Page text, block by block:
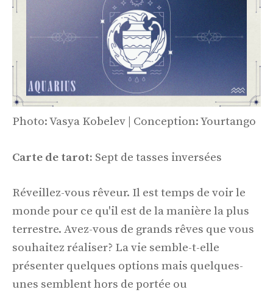
Photo: Vasya Kobelev | Conception: Yourtango
Carte de tarot: Sept de tasses inversées
Réveillez-vous rêveur. Il est temps de voir le
monde pour ce qu'il est de la manière la plus
terrestre. Avez-vous de grands rêves que vous
souhaitez réaliser? La vie semble-t-elle
présenter quelques options mais quelques-
unes semblent hors de portée ou